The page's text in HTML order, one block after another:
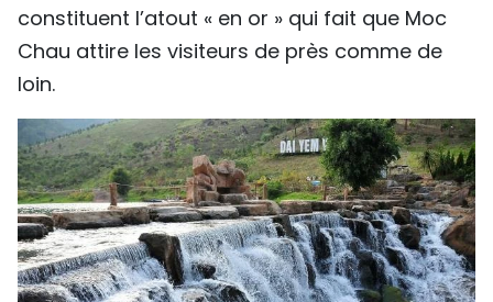
constituent l’atout « en or » qui fait que Moc
Chau attire les visiteurs de près comme de
loin.